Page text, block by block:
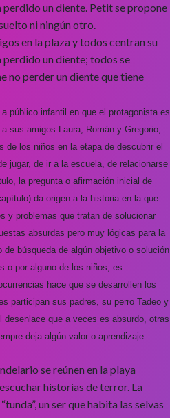
un diente. Petit se propone
ni ningún otro.
en la plaza y todos centran su
un diente; todos se
no perder un diente que tiene
público infantil en que el protagonista es
sus amigos Laura, Román y Gregorio,
de los niños en la etapa de descubrir el
jugar, de ir a la escuela, de relacionarse
la pregunta o afirmación inicial de
da origen a la historia en la que
y problemas que tratan de solucionar
absurdas pero muy lógicas para la
búsqueda de algún objetivo o solución
o por alguno de los niños, es
hace que se desarrollen los
participan sus padres, su perro Tadeo y
desenlace que a veces es absurdo, otras
deja algún valor o aprendizaje
se reúnen en la playa
historias de terror. La
un ser que habita las selvas